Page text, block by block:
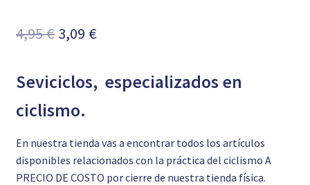
4,95€ El
original
era:
3,09 €El
actual
Seviciclos, especializados en
ciclismo.
En nuestra tienda vas a encontrar todos los artículos
disponibles relacionados con la práctica del ciclismo A
PRECIO DE COSTO por cierre de nuestra tienda física.